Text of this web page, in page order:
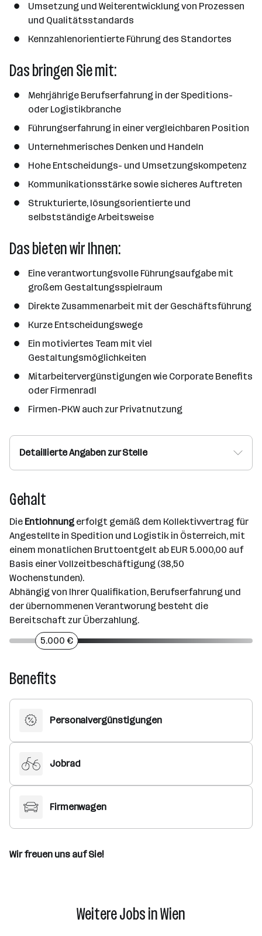
Umsetzung und Weiterentwicklung von Prozessen
und Qualitätsstandards
Kennzahlenorientierte Führung des Standortes
Das bringen Sie mit:
Mehrjährige Berufserfahrung in der Speditions-
oder Logistikbranche
Führungserfahrung in einer vergleichbaren Position
Unternehmerisches Denken und Handeln
Hohe Entscheidungs- und Umsetzungskompetenz
Kommunikationsstärke sowie sicheres Auftreten
Strukturierte, lösungsorientierte und
selbstständige Arbeitsweise
Das bieten wir Ihnen:
Eine verantwortungsvolle Führungsaufgabe mit
großem Gestaltungsspielraum
Direkte Zusammenarbeit mit der Geschäftsführung
Kurze Entscheidungswege
Ein motiviertes Team mit viel
Gestaltungsmöglichkeiten
Mitarbeitervergünstigungen wie Corporate Benefits
oder Firmenradl
Firmen-PKW auch zur Privatnutzung
Detaillierte Angaben zur Stelle
Gehalt
Die Entlohnung erfolgt gemäß dem Kollektivvertrag für
Angestellte in Spedition und Logistik in Österreich, mit
einem monatlichen Bruttoentgelt ab EUR 5.000,00 auf
Basis einer Vollzeitbeschäftigung (38,50
Wochenstunden).
Abhängig von Ihrer Qualifikation, Berufserfahrung und
der übernommenen Verantworung besteht die
Bereitschaft zur Überzahlung.
5.000 €
Benefits
Personalvergünstigungen
Jobrad
Firmenwagen
Wir freuen uns auf Sie!
Weitere Jobs in Wien